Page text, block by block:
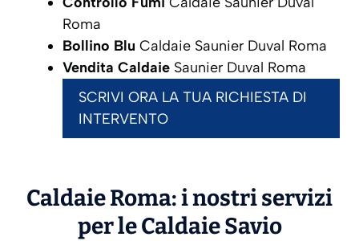
Roma
Bollino Blu Caldaie Saunier Duval Roma
Vendita Caldaie Saunier Duval Roma
SCRIVI ORA LA TUA RICHIESTA DI
INTERVENTO
Caldaie Roma: i nostri servizi
per le CaldaieSavio